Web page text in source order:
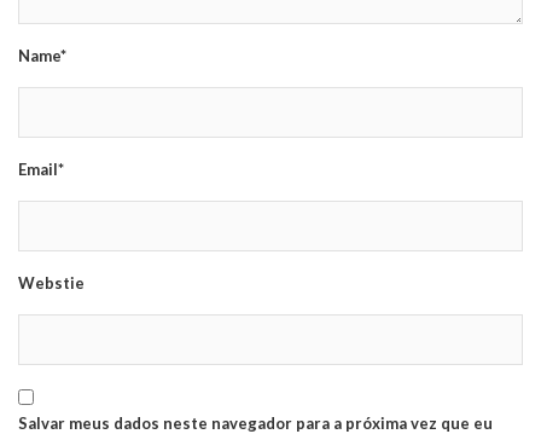
Name*
Email*
Webstie
Salvar meus dados neste navegador para a próxima vez que eu